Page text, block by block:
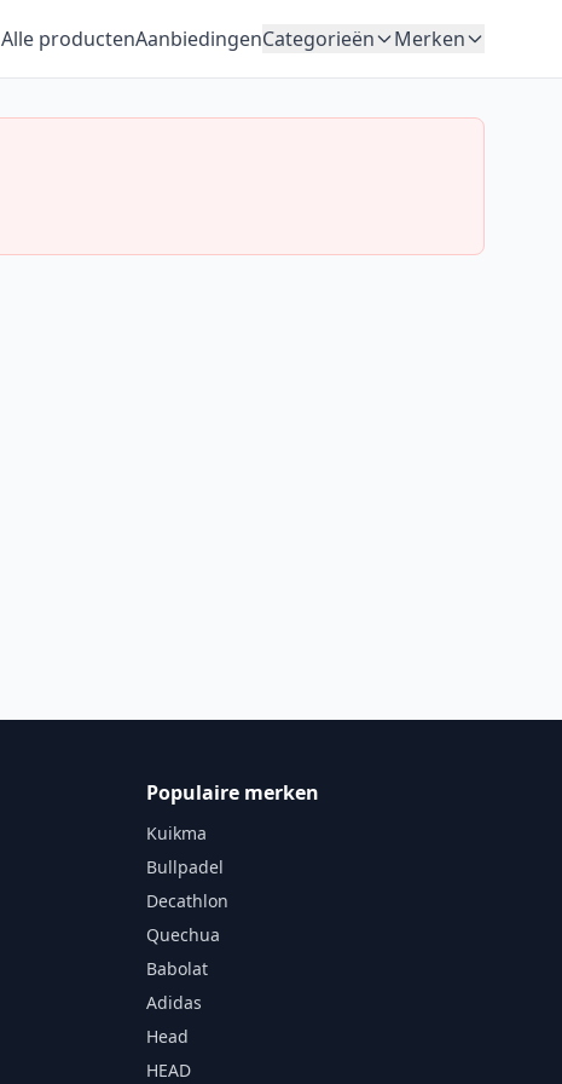
Alle productenAanbiedingenCategorieën Merken
Populaire merken
Kuikma
Bullpadel
Decathlon
Quechua
Babolat
Adidas
Head
HEAD